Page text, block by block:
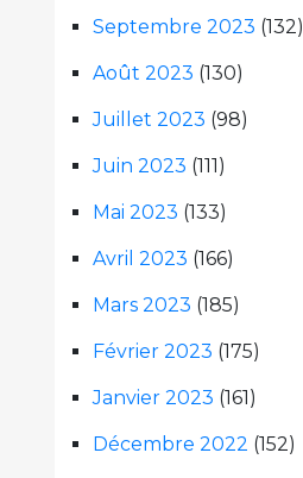
Septembre 2023 (132)
Août 2023 (130)
Juillet 2023 (98)
Juin 2023 (111)
Mai 2023 (133)
Avril 2023 (166)
Mars 2023 (185)
Février 2023 (175)
Janvier 2023 (161)
Décembre 2022 (152)